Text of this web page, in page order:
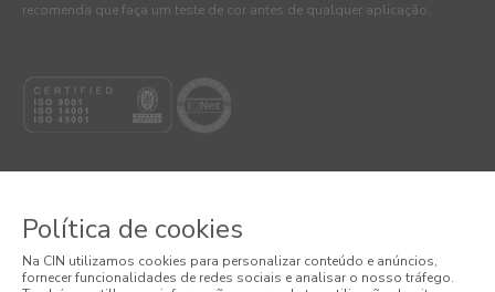
recomenda que faça um teste de cor antes de qualquer aplicação.
Política de cookies
Na CIN utilizamos cookies para personalizar conteúdo e anúncios,
fornecer funcionalidades de redes sociais e analisar o nosso tráfego.